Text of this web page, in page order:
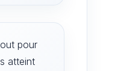
pour
atteint